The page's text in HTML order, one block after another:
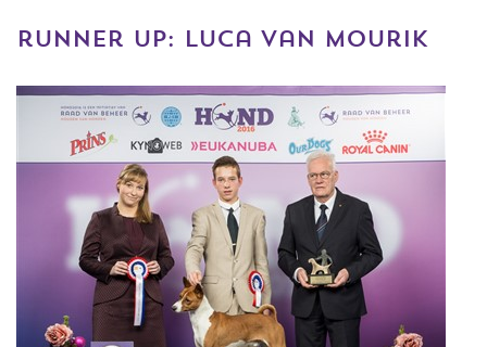
runner up: luca van mourik